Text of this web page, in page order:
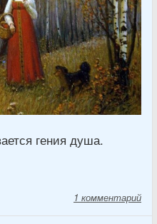
гения душа.
1 комментарий